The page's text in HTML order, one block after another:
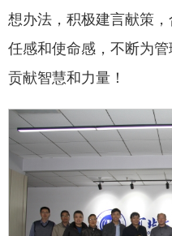
想办法，积极建言献策
任感和使命感，不断为
贡献智慧和力量！